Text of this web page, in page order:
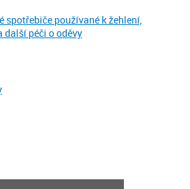
spotřebiče používané k žehlení,
další péči o oděvy